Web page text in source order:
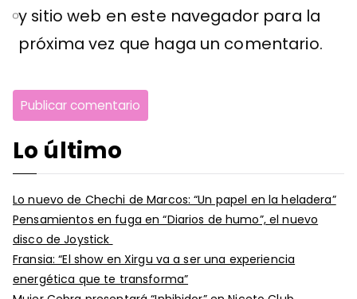
y sitio web en este navegador para la
próxima vez que haga un comentario.
Lo último
Lo nuevo de Chechi de Marcos: “Un papel en la heladera”
Pensamientos en fuga en “Diarios de humo”, el nuevo
disco de Joystick
Fransia: “El show en Xirgu va a ser una experiencia
energética que te transforma”